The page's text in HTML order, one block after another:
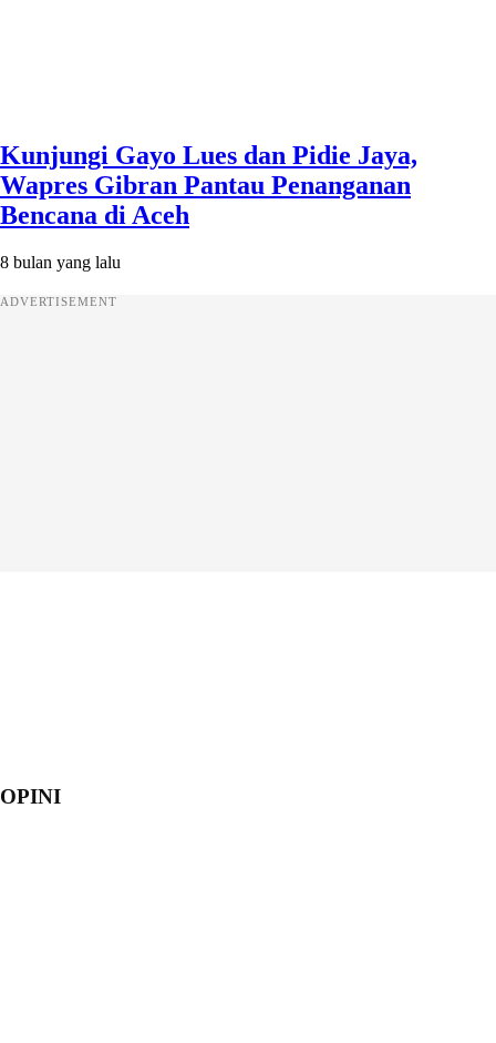
Kunjungi Gayo Lues dan Pidie Jaya,
Wapres Gibran Pantau Penanganan
Bencana di Aceh
8 bulan yang lalu
ADVERTISEMENT
OPINI